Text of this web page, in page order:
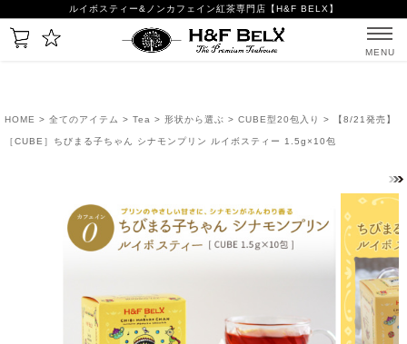
ルイボスティー&ノンカフェイン紅茶専門店【H&F BELX】
MENU
HOME > 全てのアイテム > Tea > 形状から選ぶ > CUBE型20包入り > 【8/21発売】
［CUBE］ちびまる子ちゃん シナモンプリン ルイボスティー 1.5g×10包